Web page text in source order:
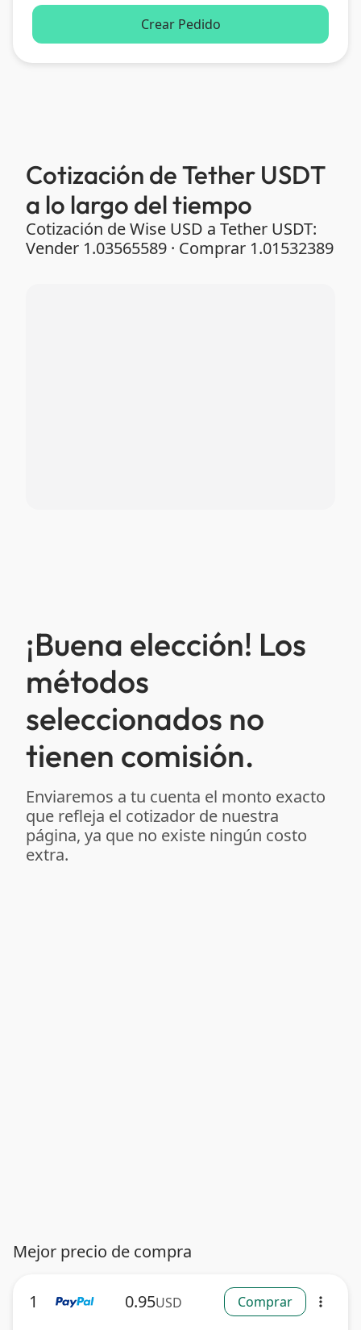
Crear Pedido
Cotización de Tether USDT
a lo largo del tiempo
Cotización de Wise USD a Tether USDT:
Vender 1.03565589 · Comprar 1.01532389
¡Buena elección! Los
métodos
seleccionados no
tienen comisión.
Enviaremos a tu cuenta el monto exacto
que refleja el cotizador de nuestra
página, ya que no existe ningún costo
extra.
Mejor precio de compra
1 0.95USD Comprar more_vert